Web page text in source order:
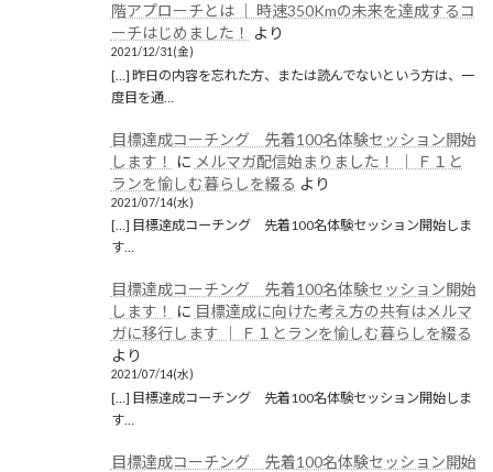
階アプローチとは │ 時速350Kmの未来を達成するコ
ーチはじめました！
より
2021/12/31(金)
[…] 昨日の内容を忘れた方、または読んでないという方は、一
度目を通…
目標達成コーチング 先着100名体験セッション開始
します！
に メルマガ配信始まりました！ │ Ｆ１と
ランを愉しむ暮らしを綴る より
2021/07/14(水)
[…] 目標達成コーチング 先着100名体験セッション開始しま
す…
目標達成コーチング 先着100名体験セッション開始
します！
に 目標達成に向けた考え方の共有はメルマ
ガに移行します │ Ｆ１とランを愉しむ暮らしを綴る
より
2021/07/14(水)
[…] 目標達成コーチング 先着100名体験セッション開始しま
す…
目標達成コーチング 先着100名体験セッション開始